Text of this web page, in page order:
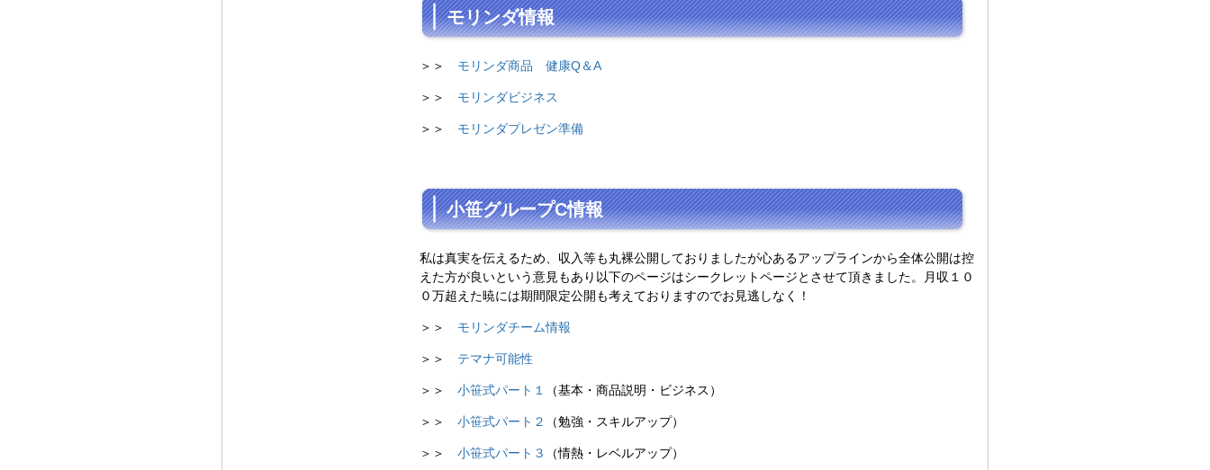
モリンダ情報
＞＞ モリンダ商品 健康Q＆A
＞＞ モリンダビジネス
＞＞ モリンダプレゼン準備
小笹グループC情報
私は真実を伝えるため、収入等も丸裸公開しておりましたが心あるアップラインから全体公開は控
えた方が良いという意見もあり以下のページはシークレットページとさせて頂きました。月収１０
０万超えた暁には期間限定公開も考えておりますのでお見逃しなく！
＞＞ モリンダチーム情報
＞＞ テマナ可能性
＞＞ 小笹式パート１ （基本・商品説明・ビジネス）
＞＞ 小笹式パート２ （勉強・スキルアップ）
＞＞ 小笹式パート３ （情熱・レベルアップ）